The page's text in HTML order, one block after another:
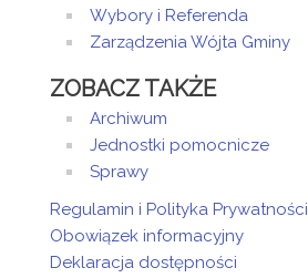
Wybory i Referenda
Zarządzenia Wójta Gminy
ZOBACZ TAKŻE
Archiwum
Jednostki pomocnicze
Sprawy
Regulamin i Polityka Prywatności
Obowiązek informacyjny
Deklaracja dostępności